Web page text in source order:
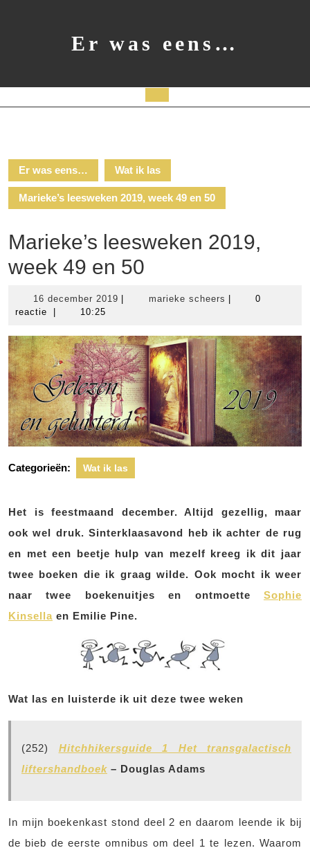
Er was eens…
Er was eens… Wat ik las
Marieke’s leesweken 2019, week 49 en 50
Marieke’s leesweken 2019,
week 49 en 50
16 december 2019 16
marieke scheers marieke
0
reactie
10:25
Categorieën: Wat ik las
Het is feestmaand december. Altijd gezellig, maar
ook wel druk. Sinterklaasavond heb ik achter de rug
en met een beetje hulp van mezelf kreeg ik dit jaar
twee boeken die ik graag wilde. Ook mocht ik weer
naar twee boekenuitjes en ontmoette Sophie
Kinsella en Emilie Pine.
Wat las en luisterde ik uit deze twee weken
(252) Hitchhikersguide 1 Het transgalactisch
liftershandboek – Douglas Adams
In mijn boekenkast stond deel 2 en daarom leende ik bij
de bieb de eerste omnibus om deel 1 te lezen. Waarom